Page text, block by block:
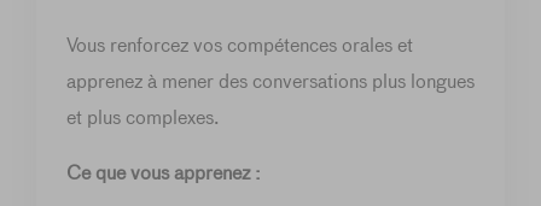
Vous renforcez vos compétences orales et
apprenez à mener des conversations plus longues
et plus complexes.
Ce que vous apprenez :